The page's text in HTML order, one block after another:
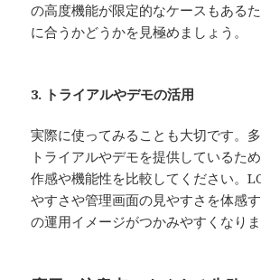
の高度機能が限定的なケースもある
に合うかどうかを見極めましょう。
3. トライアルやデモの活用
実際に使ってみることも大切です。
トライアルやデモを提供しているた
作感や機能性を比較してください。
やすさや管理画面の見やすさを体感
の運用イメージがつかみやすくなりま